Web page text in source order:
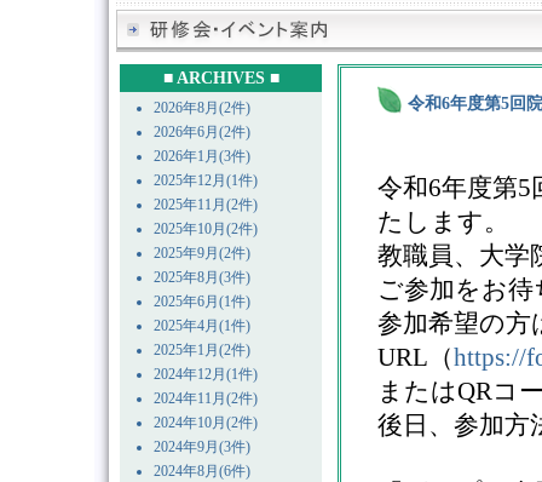
■ ARCHIVES ■
2026年8月(2件)
2026年6月(2件)
2026年1月(3件)
2025年12月(1件)
2025年11月(2件)
2025年10月(2件)
2025年9月(2件)
2025年8月(3件)
2025年6月(1件)
2025年4月(1件)
2025年1月(2件)
2024年12月(1件)
2024年11月(2件)
2024年10月(2件)
2024年9月(3件)
2024年8月(6件)
令和6年度第5回
令和6年度第
たします。
教職員、大学
ご参加をお
参加希望の方
URL（https://
またはQRコ
後日、参加